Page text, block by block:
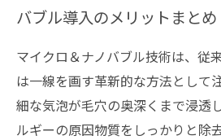
バブル導入のメリットまとめ
マイクロ＆ナノバブル技術は、従
は一線を画す革新的な方法として
細な気泡が毛穴の奥深くまで浸透
ルギーの原因物質をしっかりと除